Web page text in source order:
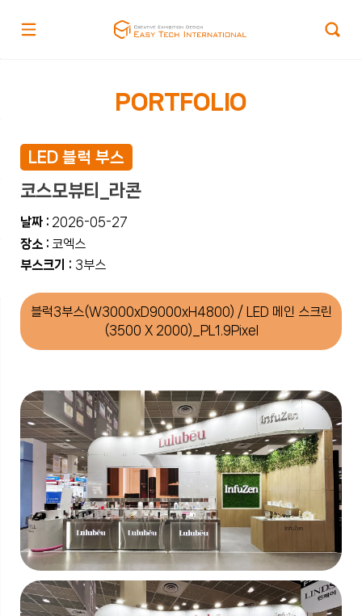
PORTFOLIO
LED 블럭 부스
코스모뷰티_라콘
날짜 : 2026-05-27
장소 : 코엑스
부스크기 : 3부스
블럭3부스(W3000xD9000xH4800) / LED 메인 스크린
(3500 X 2000)_PL1.9Pixel